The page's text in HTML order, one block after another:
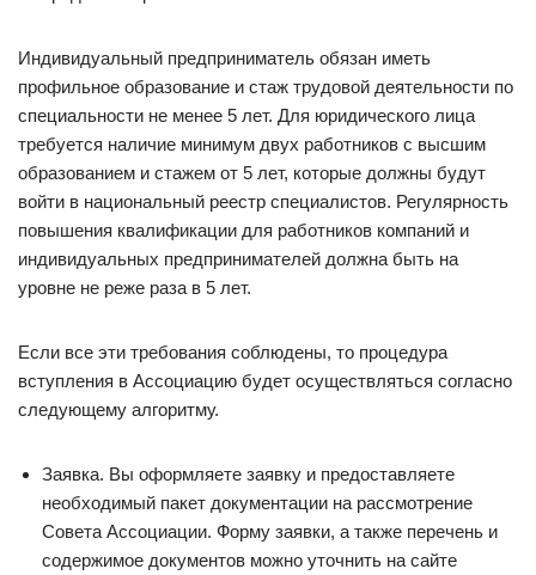
Индивидуальный предприниматель обязан иметь
профильное образование и стаж трудовой деятельности по
специальности не менее 5 лет. Для юридического лица
требуется наличие минимум двух работников с высшим
образованием и стажем от 5 лет, которые должны будут
войти в национальный реестр специалистов. Регулярность
повышения квалификации для работников компаний и
индивидуальных предпринимателей должна быть на
уровне не реже раза в 5 лет.
Если все эти требования соблюдены, то процедура
вступления в Ассоциацию будет осуществляться согласно
следующему алгоритму.
Заявка. Вы оформляете заявку и предоставляете
необходимый пакет документации на рассмотрение
Совета Ассоциации. Форму заявки, а также перечень и
содержимое документов можно уточнить на сайте